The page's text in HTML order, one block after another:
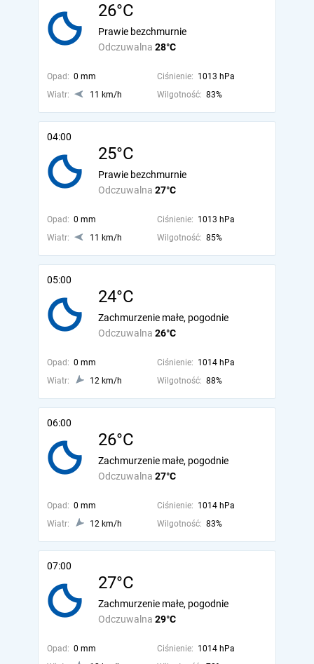
26°C
Odczuwalna 28°C
Prawie bezchmurnie
Opad: 0 mm Ciśnienie: 1013 hPa
Wiatr:
11 km/h Wilgotność: 83%
04:00
25°C
Odczuwalna 27°C
Prawie bezchmurnie
Opad: 0 mm Ciśnienie: 1013 hPa
Wiatr:
11 km/h Wilgotność: 85%
05:00
24°C
Odczuwalna 26°C
Zachmurzenie małe, pogodnie
Opad: 0 mm Ciśnienie: 1014 hPa
Wiatr:
12 km/h Wilgotność: 88%
06:00
26°C
Odczuwalna 27°C
Zachmurzenie małe, pogodnie
Opad: 0 mm Ciśnienie: 1014 hPa
Wiatr:
12 km/h Wilgotność: 83%
07:00
27°C
Odczuwalna 29°C
Zachmurzenie małe, pogodnie
Opad: 0 mm Ciśnienie: 1014 hPa